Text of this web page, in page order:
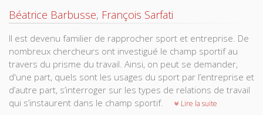
Béatrice Barbusse, François Sarfati
Il est devenu familier de rapprocher sport et entreprise. De
nombreux chercheurs ont investigué le champ sportif au
travers du prisme du travail. Ainsi, on peut se demander,
d'une part, quels sont les usages du sport par l’entreprise et
d’autre part, s’interroger sur les types de relations de travail
qui s’instaurent dans le champ sportif.
Lire la suite